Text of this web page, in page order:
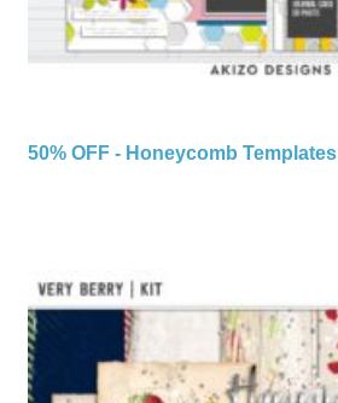
50% OFF - Honeycomb Templates